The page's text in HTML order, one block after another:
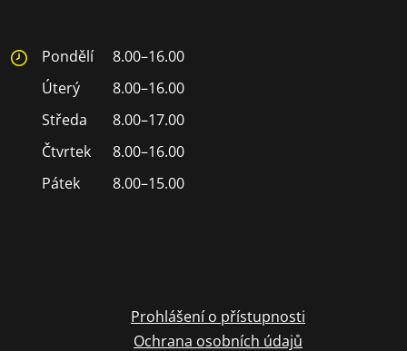
Pondělí
8.00–16.00
Úterý
8.00–16.00
Středa
8.00–17.00
Čtvrtek
8.00–16.00
Pátek
8.00–15.00
Prohlášení o přístupnosti
Ochrana osobních údajů